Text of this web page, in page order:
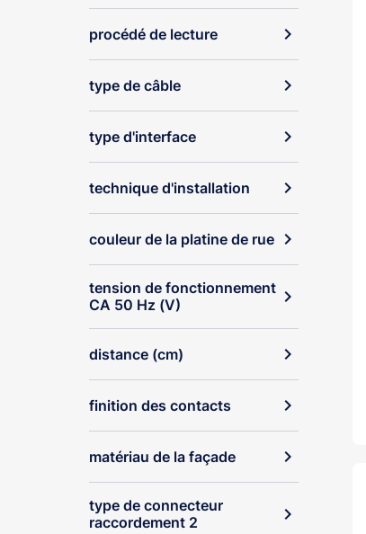
procédé de lecture expand_more
type de câble expand_more
type d'interface expand_more
technique d'installation expand_more
couleur de la platine de rue expand_more
tension de fonctionnement
CA 50 Hz (V)
expand_more
distance (cm) expand_more
finition des contacts expand_more
matériau de la façade expand_more
type de connecteur
raccordement 2
expand_more